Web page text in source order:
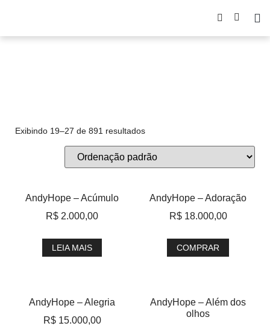
Exibindo 19–27 de 891 resultados
AndyHope – Acúmulo
R$ 2.000,00
LEIA MAIS
AndyHope – Adoração
R$18.000,00
COMPRAR
AndyHope – Alegria
R$15.000,00
AndyHope – Além dos
olhos